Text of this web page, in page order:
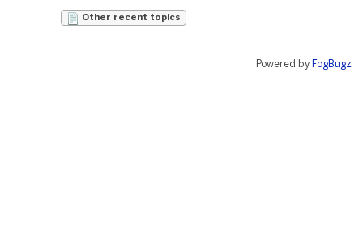
Other recent topics
Powered by FogBugz